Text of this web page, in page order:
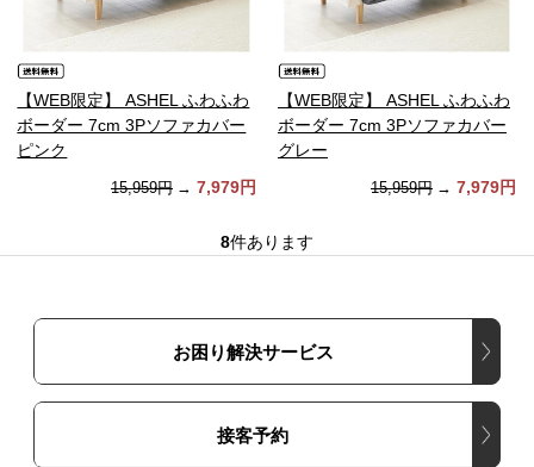
【WEB限定】 ASHEL ふわふわ
ボーダー 7cm 3Pソファカバー
ピンク
15,959円 → 7,979円
【WEB限定】 ASHEL ふわふわ
ボーダー 7cm 3Pソファカバー
グレー
15,959円 → 7,979円
8件あります
お困り解決サービス
接客予約